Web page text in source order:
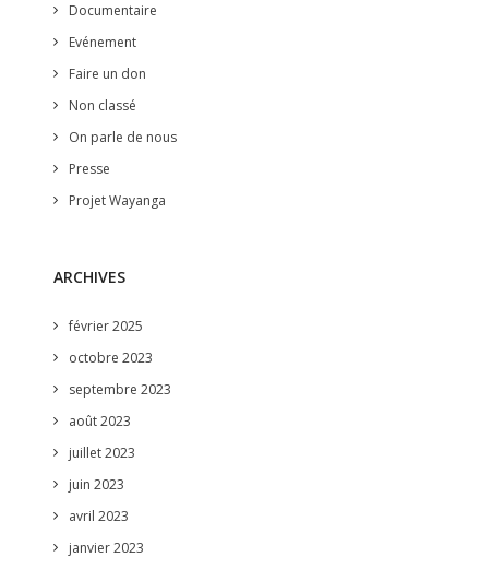
Documentaire
Evénement
Faire un don
Non classé
On parle de nous
Presse
Projet Wayanga
ARCHIVES
février 2025
octobre 2023
septembre 2023
août 2023
juillet 2023
juin 2023
avril 2023
janvier 2023